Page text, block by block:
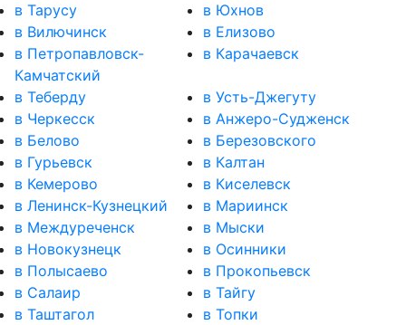
в Тарусу
в Юхнов
в Вилючинск
в Елизово
в Петропавловск-
Камчатский
в Карачаевск
в Теберду
в Усть-Джегуту
в Черкесск
в Анжеро-Судженск
в Белово
в Березовского
в Гурьевск
в Калтан
в Кемерово
в Киселевск
в Ленинск-Кузнецкий
в Мариинск
в Междуреченск
в Мыски
в Новокузнецк
в Осинники
в Полысаево
в Прокопьевск
в Салаир
в Тайгу
в Таштагол
в Топки